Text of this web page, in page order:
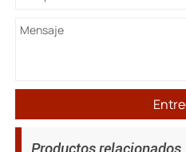
Productos relacionados